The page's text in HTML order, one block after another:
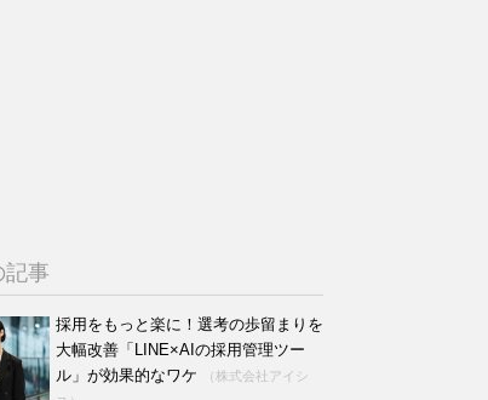
記事
採用をもっと楽に！選考の歩留まりを
大幅改善「LINE×AIの採用管理ツー
ル」が効果的なワケ
（株式会社アイシ